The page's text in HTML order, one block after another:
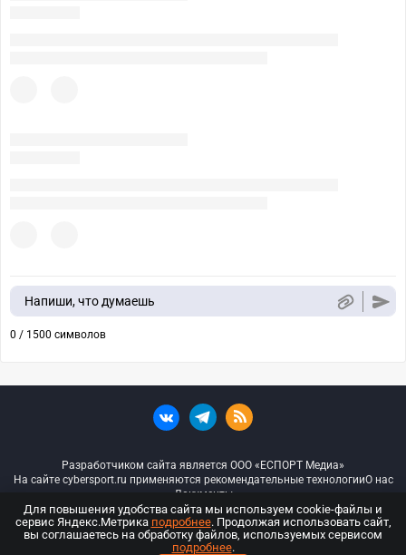
Напиши, что думаешь
0 / 1500 символов
Разработчиком сайта является ООО «ЕСПОРТ Медиа»
На сайте cybersport.ru применяются рекомендательные технологииО нас
Документы
© ООО «Киберспорт.ру» — Все права защищены
Для повышения удобства сайта мы используем cookie-файлы и
сервис Яндекс.Метрика подробнее. Продолжая использовать сайт,
вы соглашаетесь на обработку файлов, используемых сервисом
подробнее.